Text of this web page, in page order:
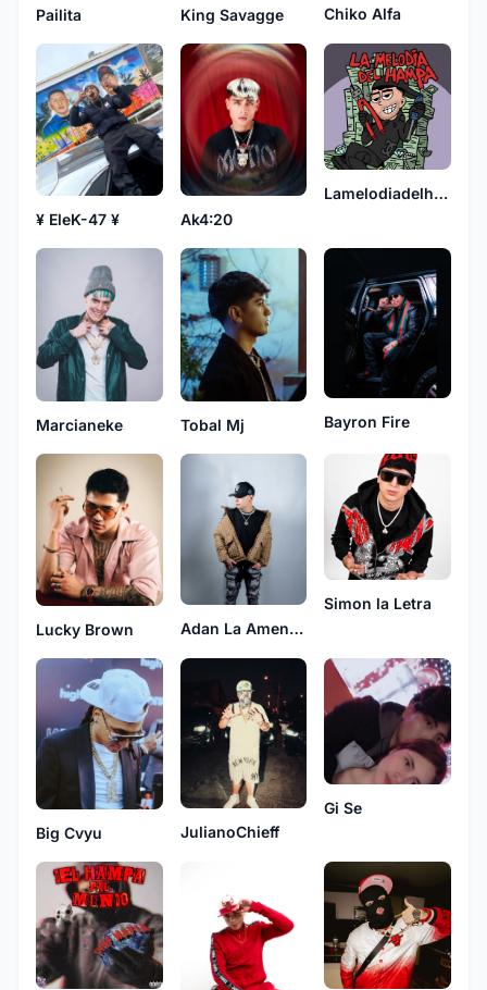
Pailita King Savagge Chiko Alfa
¥ EleK-47 ¥ Ak4:20
Lamelodiadelhampa
Marcianeke Tobal Mj Bayron Fire
Lucky Brown Adan La Amenaza
Simon la Letra
Big Cvyu JulianoChieff
Gi Se